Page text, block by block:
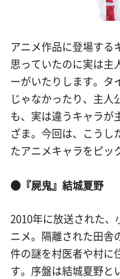
アニメ作品に登場する
思っていたのに実は主
ーがいたりします。タ
じゃなかったり、主人
も、実は違うキャラが
ざま。今回は、こうし
たアニメキャラをピッ
●『屍鬼』結城夏野
2010年に放送された、
ニメ。隔離された田舎
件の謎を村医者や村
す。序盤は結城夏野と